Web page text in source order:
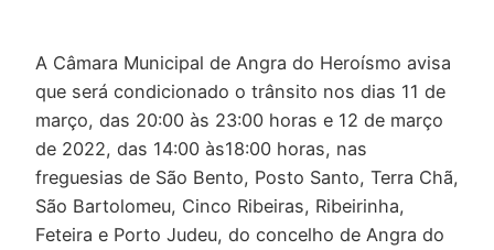
A Câmara Municipal de Angra do Heroísmo avisa
que será condicionado o trânsito nos dias 11 de
março, das 20:00 às 23:00 horas e 12 de março
de 2022, das 14:00 às18:00 horas, nas
freguesias de São Bento, Posto Santo, Terra Chã,
São Bartolomeu, Cinco Ribeiras, Ribeirinha,
Feteira e Porto Judeu, do concelho de Angra do